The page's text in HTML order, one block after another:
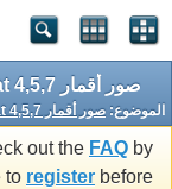
صور أقمار Landsat 4,5,7 مجانا للتنزيل ولأي سنة
الموضوع: صور أقمار Landsat 4,5,7 مجانا للتنزيل ولأي سنة
out the FAQ by
to register before